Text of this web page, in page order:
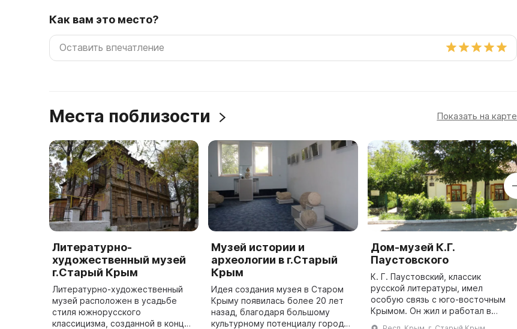
Как вам это место?
Места поблизости Показать на карте
Литературно-
художественный музей
г.Старый Крым
Литературно-художественный
музей расположен в усадьбе
стиля южнорусского
классицизма, созданной в конце
Музей истории и
археологии в г.Старый
Крым
Идея создания музея в Старом
Крыму появилась более 20 лет
назад, благодаря большому
культурному потенциалу города.
Дом-музей К.Г.
Паустовского
К. Г. Паустовский, классик
русской литературы, имел
особую связь с юго-восточным
Крымом. Он жил и работал в